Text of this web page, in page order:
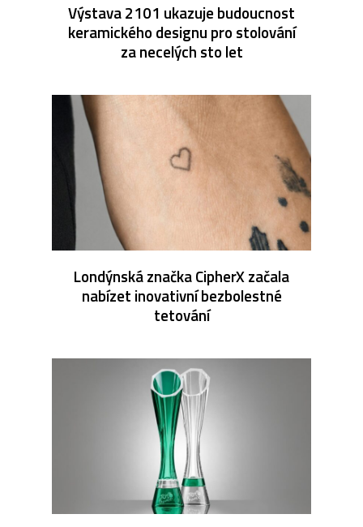
Výstava 2101 ukazuje budoucnost
keramického designu pro stolování
za necelých sto let
Londýnská značka CipherX začala
nabízet inovativní bezbolestné
tetování